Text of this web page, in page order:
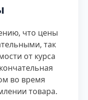
что цены
так
от курса
во время
товара.